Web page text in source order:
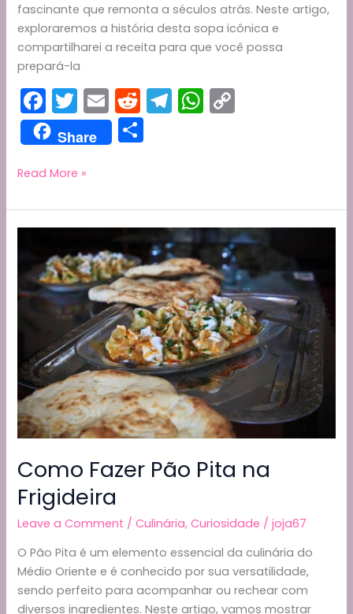
fascinante que remonta a séculos atrás. Neste artigo,
exploraremos a história desta sopa icônica e
compartilharei a receita para que você possa
prepará-la
F
a
c
e
b
o
o
k
T
w
itt
er
E
m
ai
R
e
d
t
T
a
m
W
A
p
p
Li
n
k
Share
e
A
da
Sopa
Pedra
a
receita:
Deliciosa
Lenda
Portuguesa
Read More »
Como Fazer Pão Pita na
Frigideira
Leave a Comment /Culinária,Curiosidade /joja67
O Pão Pita é um elemento essencial da culinária do
Médio Oriente e é conhecido por sua versatilidade,
sendo perfeito para acompanhar ou rechear com
diversos ingredientes. Neste artigo, vamos mostrar